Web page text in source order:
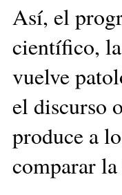
Así, el
científico,
vuelve
el discurso
produce a
comparar